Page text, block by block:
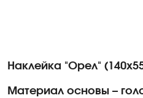
Наклейка "Орел"
Материал основы –